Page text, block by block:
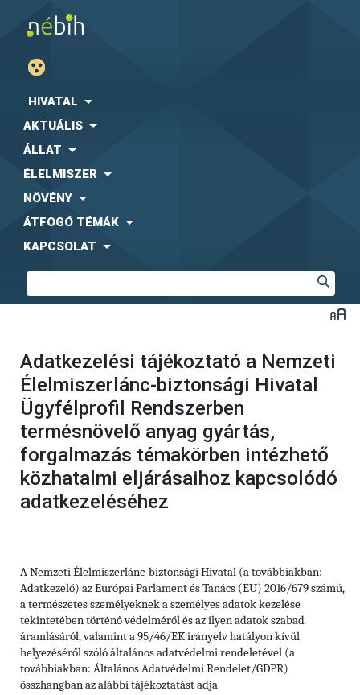
HIVATAL
AKTUÁLIS
ÁLLAT
ÉLELMISZER
NÖVÉNY
ÁTFOGÓ TÉMÁK
KAPCSOLAT
Adatkezelési tájékoztató a Nemzeti
Élelmiszerlánc-biztonsági Hivatal
Ügyfélprofil Rendszerben
termésnövelő anyag gyártás,
forgalmazás témakörben intézhető
közhatalmi eljárásaihoz kapcsolódó
adatkezeléséhez
A Nemzeti Élelmiszerlánc-biztonsági Hivatal (a továbbiakban:
Adatkezelő) az Európai Parlament és Tanács (EU) 2016/679 számú,
a természetes személyeknek a személyes adatok kezelése
tekintetében történő védelméről és az ilyen adatok szabad
áramlásáról, valamint a 95/46/EK irányelv hatályon kívül
helyezéséről szóló általános adatvédelmi rendeletével (a
továbbiakban: Általános Adatvédelmi Rendelet/GDPR)
összhangban az alábbi tájékoztatást adja